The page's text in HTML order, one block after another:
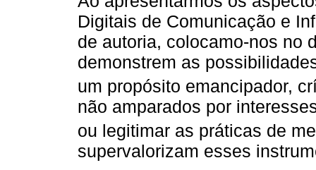
Digitais de Comunicação e
de autoria, colocamo-nos no
demonstrem as
um propósito emancipador,
não amparados por
ou legitimar as práticas de
supervalorizam esses